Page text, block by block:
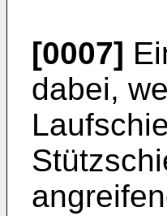
[0007]
dabei,